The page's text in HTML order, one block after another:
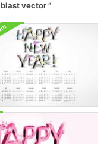
blast vector